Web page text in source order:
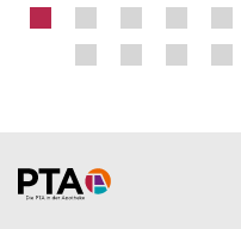
Home